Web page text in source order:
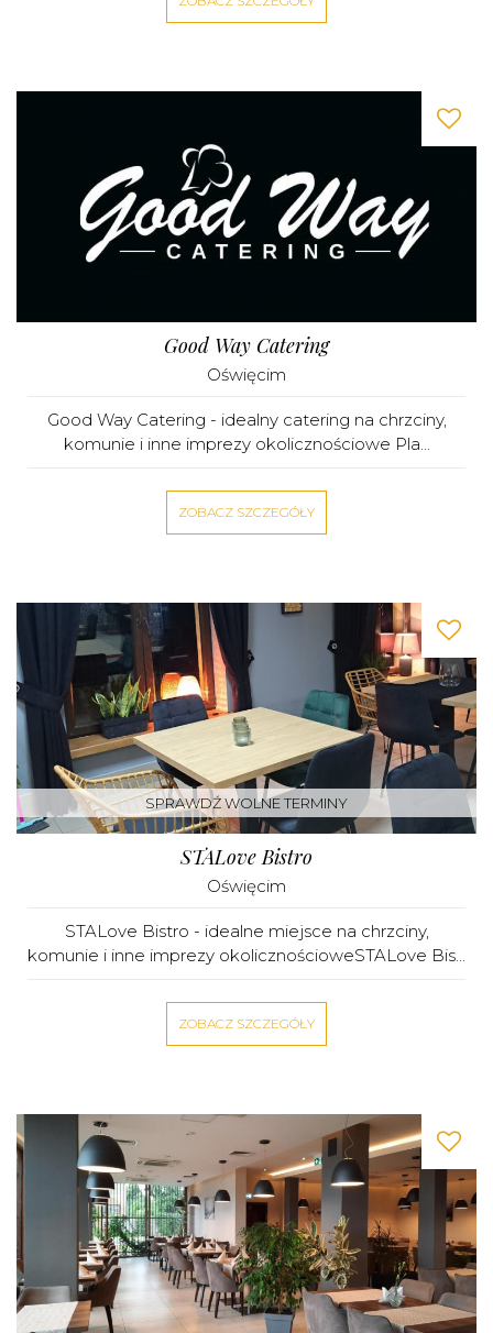
Good Way Catering
Oświęcim
Good Way Catering - idealny catering na chrzciny,
komunie i inne imprezy okolicznościowe Pla...
ZOBACZ SZCZEGÓŁY
SPRAWDŹ WOLNE TERMINY
STALove Bistro
Oświęcim
STALove Bistro - idealne miejsce na chrzciny,
komunie i inne imprezy okolicznościoweSTALove Bis...
ZOBACZ SZCZEGÓŁY